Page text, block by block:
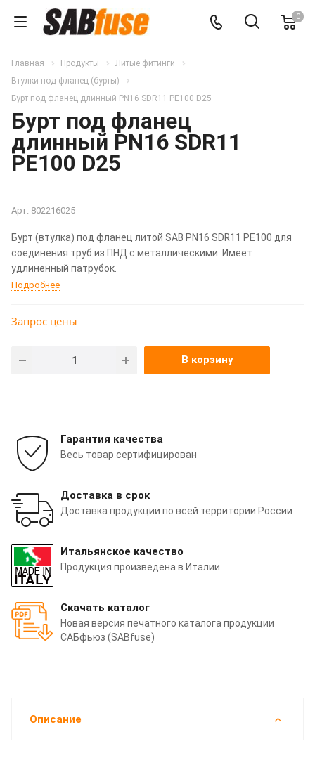
0
Главная Продукты
Литые фитинги
Втулки под фланец (бурты)
Бурт под фланец длинный PN16 SDR11 PE100 D25
Бурт под фланец
длинный PN16 SDR11
PE100 D25
Арт. 802216025
Бурт (втулка) под фланец литой SAB PN16 SDR11 PE100 для
соединения труб из ПНД с металлическими. Имеет
удлиненный патрубок.
Подробнее
Запрос цены
В корзину
Гарантия качества
Весь товар сертифицирован
Доставка в срок
Доставка продукции по всей территории России
Итальянское качество
Продукция произведена в Италии
Скачать каталог
Новая версия печатного каталога продукции
САБфьюз (SABfuse)
Описание